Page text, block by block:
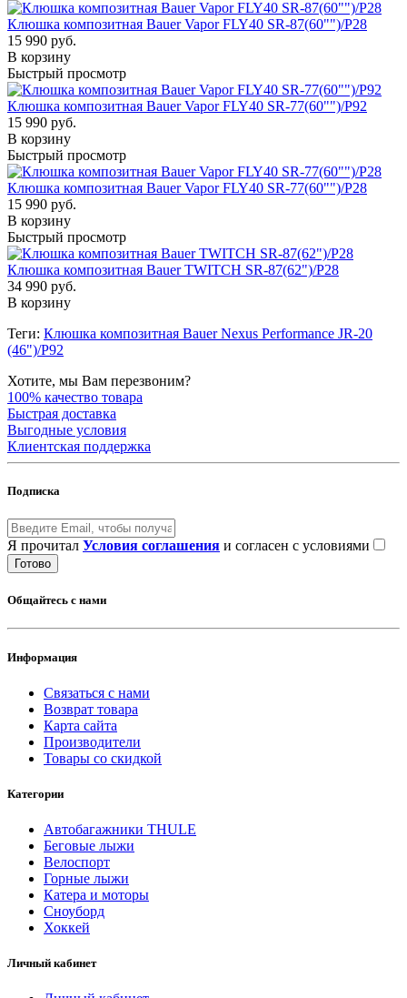
Клюшка композитная Bauer Vapor FLY40 SR-87(60"")/P28
15 990 руб.
В корзину
Быстрый просмотр
Клюшка композитная Bauer Vapor FLY40 SR-77(60"")/P92
15 990 руб.
В корзину
Быстрый просмотр
Клюшка композитная Bauer Vapor FLY40 SR-77(60"")/P28
15 990 руб.
В корзину
Быстрый просмотр
Клюшка композитная Bauer TWITCH SR-87(62")/P28
34 990 руб.
В корзину
Теги: Клюшка композитная Bauer Nexus Performance JR-20
(46")/P92
Хотите, мы Вам перезвоним?
100% качество товара
Быстрая доставка
Выгодные условия
Клиентская поддержка
Подписка
Я прочитал Условия соглашения и согласен с условиями
Готово
Общайтесь с нами
Информация
Связаться с нами
Возврат товара
Карта сайта
Производители
Товары со скидкой
Категории
Автобагажники THULE
Беговые лыжи
Велоспорт
Горные лыжи
Катера и моторы
Сноуборд
Хоккей
Личный кабинет